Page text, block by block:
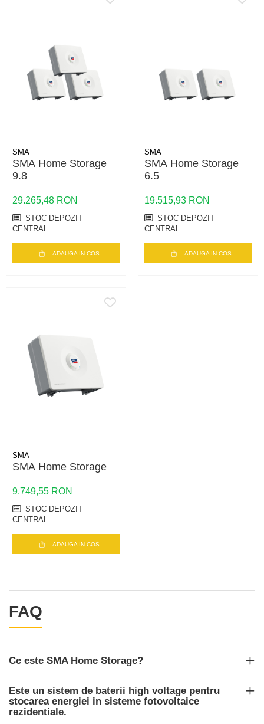
SMA
SMA Home Storage
9.8
29.265,48 RON
STOC DEPOZIT
CENTRAL
ADAUGA IN COS
SMA
SMA Home Storage
6.5
19.515,93 RON
STOC DEPOZIT
CENTRAL
ADAUGA IN COS
SMA
SMA Home Storage
9.749,55 RON
STOC DEPOZIT
CENTRAL
ADAUGA IN COS
FAQ
Ce este SMA Home Storage?
Este un sistem de baterii high voltage pentru
stocarea energiei in sisteme fotovoltaice
rezidentiale.